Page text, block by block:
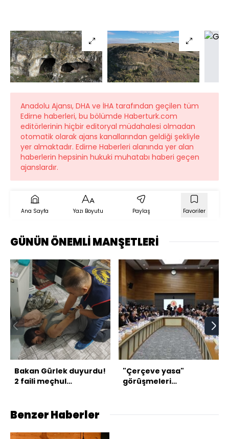
Anadolu Ajansı, DHA ve İHA tarafından geçilen tüm
Edirne haberleri, bu bölümde Haberturk.com
editörlerinin hiçbir editoryal müdahalesi olmadan
otomatik olarak ajans kanallarından geldiği şekliyle
yer almaktadır. Edirne Haberleri alanında yer alan
haberlerin hepsinin hukuki muhatabı haberi geçen
ajanslardır.
Ana Sayfa Yazı Boyutu Paylaş Favoriler
GÜNÜN ÖNEMLİ MANŞETLERİ
Bakan Gürlek duyurdu!
2 faili meçhul
"Çerçeve yasa"
görüşmeleri
Benzer Haberler